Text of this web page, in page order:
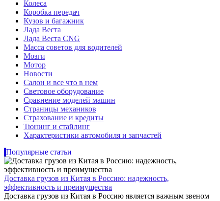
Колеса
Коробка передач
Кузов и багажник
Лада Веста
Лада Веста CNG
Масса советов для водителей
Мозги
Мотор
Новости
Салон и все что в нем
Световое оборудование
Сравнение моделей машин
Страницы механиков
Страхование и кредиты
Тюнинг и стайлинг
Характеристики автомобиля и запчастей
Популярные статьи
Доставка грузов из Китая в Россию: надежность,
эффективность и преимущества
Доставка грузов из Китая в Россию является важным звеном